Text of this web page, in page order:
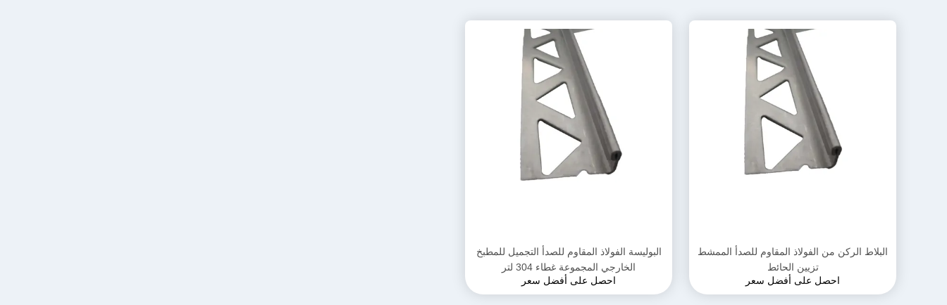
البلاط الركن من الفولاذ المقاوم للصدأ الممشط
تزيين الحائط
احصل على أفضل سعر
البوليسة الفولاذ المقاوم للصدأ التجميل للمطبخ
الخارجي المجموعة غطاء 304 لتر
احصل على أفضل سعر